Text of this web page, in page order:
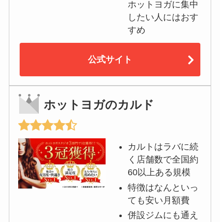
ホットヨガに集中
したい人にはおす
すめ
公式サイト
ホットヨガのカルド
カルトはラバに続
く店舗数で全国約
60以上ある規模
特徴はなんといっ
ても安い月額費
併設ジムにも通え